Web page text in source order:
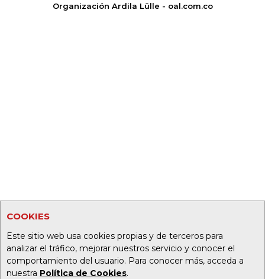
COOKIES
Este sitio web usa cookies propias y de terceros para
analizar el tráfico, mejorar nuestros servicio y conocer el
comportamiento del usuario. Para conocer más, acceda a
nuestra Política de Cookies.
Organización Ardila Lülle - oal.com.co